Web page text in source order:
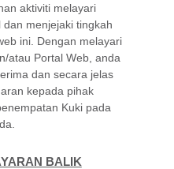
aktiviti melayari
menjejaki tingkah
ini. Dengan melayari
atau Portal Web, anda
dan secara jelas
kepada pihak
Kuki pada
BALIK